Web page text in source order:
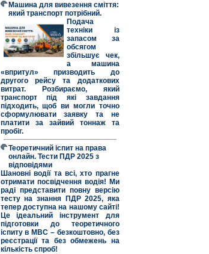
Машина для вивезення сміття:
який транспорт потрібний.
Подача
техніки із
запасом за
обсягом
збільшує чек,
а машина
«впритул» призводить до
другого рейсу та додаткових
витрат. Розбираємо, який
транспорт під які завдання
підходить, щоб ви могли точно
сформулювати заявку та не
платити за зайвий тоннаж та
пробіг.
Теоретичний іспит на права
онлайн. Тести ПДР 2025 з
відповідями
Шановні водії та всі, хто прагне
отримати посвідчення водія! Ми
раді представити повну версію
тесту на знання ПДР 2025, яка
тепер доступна на нашому сайті!
Це ідеальний інструмент для
підготовки до теоретичного
іспиту в МВС – безкоштовно, без
реєстрації та без обмежень на
кількість спроб!